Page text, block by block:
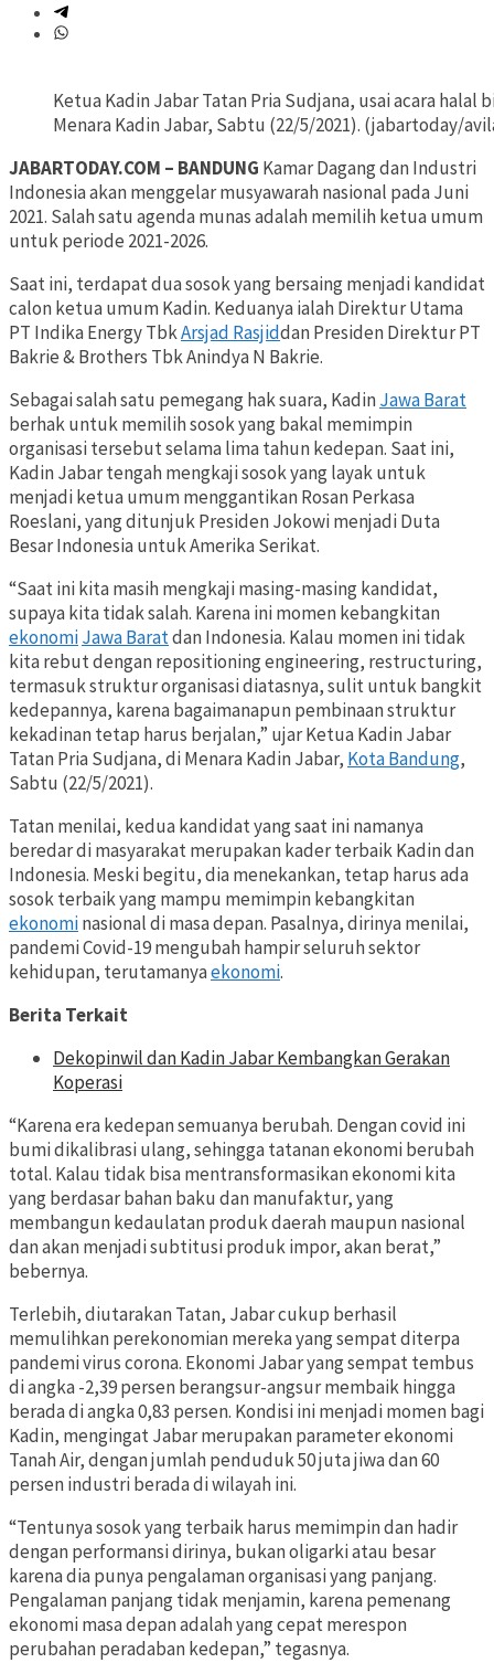
Ketua Kadin Jabar Tatan Pria Sudjana, usai acara halal
Menara Kadin Jabar, Sabtu (22/5/2021). (jabartoday/
JABARTODAY.COM – BANDUNG Kamar Dagang dan Industri
Indonesia akan menggelar musyawarah nasional pada Juni
2021. Salah satu agenda munas adalah memilih ketua umum
untuk periode 2021-2026.
Saat ini, terdapat dua sosok yang bersaing menjadi kandidat
calon ketua umum Kadin. Keduanya ialah Direktur Utama
PT Indika Energy TbkArsjad Rasjiddan Presiden Direktur PT
Bakrie & Brothers Tbk Anindya N Bakrie.
Sebagai salah satu pemegang hak suara, KadinJawa Barat
berhak untuk memilih sosok yang bakal memimpin
organisasi tersebut selama lima tahun kedepan. Saat ini,
Kadin Jabar tengah mengkaji sosok yang layak untuk
menjadi ketua umum menggantikan Rosan Perkasa
Roeslani, yang ditunjuk Presiden Jokowi menjadi Duta
Besar Indonesia untuk Amerika Serikat.
“Saat ini kita masih mengkaji masing-masing kandidat,
supaya kita tidak salah. Karena ini momen kebangkitan
ekonomiJawa Baratdan Indonesia. Kalau momen ini tidak
kita rebut dengan repositioning engineering, restructuring,
termasuk struktur organisasi diatasnya, sulit untuk bangkit
kedepannya, karena bagaimanapun pembinaan struktur
kekadinan tetap harus berjalan,” ujar Ketua Kadin Jabar
Tatan Pria Sudjana, di Menara Kadin Jabar, Kota Bandung,
Sabtu (22/5/2021).
Tatan menilai, kedua kandidat yang saat ini namanya
beredar di masyarakat merupakan kader terbaik Kadin dan
Indonesia. Meski begitu, dia menekankan, tetap harus ada
sosok terbaik yang mampu memimpin kebangkitan
ekonominasional di masa depan. Pasalnya, dirinya menilai,
pandemi Covid-19 mengubah hampir seluruh sektor
kehidupan, terutamanyaekonomi.
Berita Terkait
Dekopinwil dan Kadin Jabar Kembangkan Gerakan
Koperasi
“Karena era kedepan semuanya berubah. Dengan covid ini
bumi dikalibrasi ulang, sehingga tatanan ekonomi berubah
total. Kalau tidak bisa mentransformasikan ekonomi kita
yang berdasar bahan baku dan manufaktur, yang
membangun kedaulatan produk daerah maupun nasional
dan akan menjadi subtitusi produk impor, akan berat,”
bebernya.
Terlebih, diutarakan Tatan, Jabar cukup berhasil
memulihkan perekonomian mereka yang sempat diterpa
pandemi virus corona. Ekonomi Jabar yang sempat tembus
di angka -2,39 persen berangsur-angsur membaik hingga
berada di angka 0,83 persen. Kondisi ini menjadi momen bagi
Kadin, mengingat Jabar merupakan parameter ekonomi
Tanah Air, dengan jumlah penduduk 50 juta jiwa dan 60
persen industri berada di wilayah ini.
“Tentunya sosok yang terbaik harus memimpin dan hadir
dengan performansi dirinya, bukan oligarki atau besar
karena dia punya pengalaman organisasi yang panjang.
Pengalaman panjang tidak menjamin, karena pemenang
ekonomi masa depan adalah yang cepat merespon
perubahan peradaban kedepan,” tegasnya.